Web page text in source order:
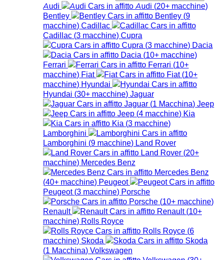
Audi Audi (20+ macchine)
Bentley
Bentley (9
macchine) Cadillac
Cadillac (3 macchine) Cupra
Cupra (3 macchine) Dacia
Dacia (10+ macchine)
Ferrari
Ferrari (10+
macchine) Fiat Fiat (10+
macchine) Hyundai
Hyundai (30+ macchine) Jaguar
Jaguar (1 Macchina) Jeep
Jeep (4 macchine) Kia
Kia (3 macchine)
Lamborghini
Lamborghini (9 macchine) Land Rover
Land Rover (20+
macchine) Mercedes Benz
Mercedes Benz
(40+ macchine) Peugeot
Peugeot (3 macchine) Porsche
Porsche (10+ macchine)
Renault
Renault (10+
macchine) Rolls Royce
Rolls Royce (6
macchine) Skoda
Skoda
(1 Macchina) Volkswagen